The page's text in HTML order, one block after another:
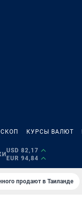
КУРСЫ ВАЛЮТ
USD 82,17
EUR 94,84
продают в Таиланде